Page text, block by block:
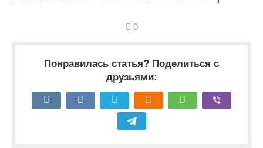
0
Понравилась статья? Поделиться с
друзьями: